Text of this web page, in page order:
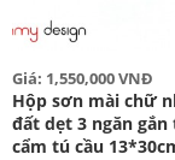
Giá: 1,550,000 VNĐ
Hộp sơn mài chữ
đất dẹt 3 ngăn gắn
cẩm tú cầu